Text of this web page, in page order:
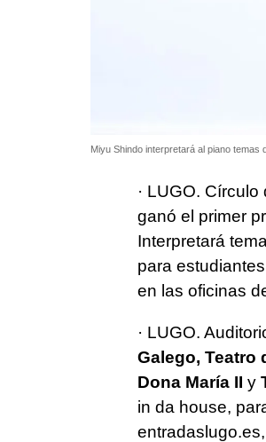
Miyu Shindo interpretará al piano temas
· LUGO.
ganó el primer
Interpretará
para
en las oficinas
· LUGO.
Galego, Teatro
Dona María II y
in da house,